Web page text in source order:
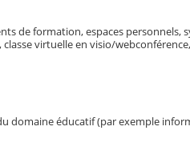
de formation, espaces personnels,
virtuelle en visio/
domaine éducatif (par exemple